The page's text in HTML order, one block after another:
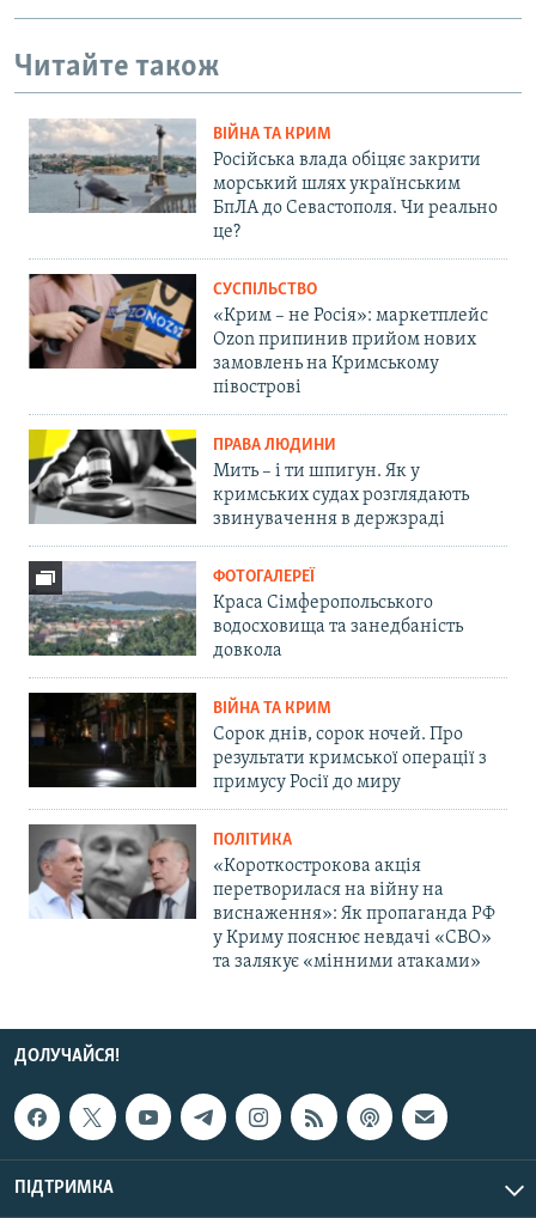
Читайте також
ВІЙНА ТА КРИМ
Російська влада обіцяє закрити
морський шлях українським
БпЛА до Севастополя. Чи реально
це?
СУСПІЛЬСТВО
«Крим – не Росія»: маркетплейс
Ozon припинив прийом нових
замовлень на Кримському
півострові
ПРАВА ЛЮДИНИ
Мить – і ти шпигун. Як у
кримських судах розглядають
звинувачення в держзраді
ФОТОГАЛЕРЕЇ
Краса Сімферопольського
водосховища та занедбаність
довкола
ВІЙНА ТА КРИМ
Сорок днів, сорок ночей. Про
результати кримської операції з
примусу Росії до миру
ПОЛІТИКА
«Короткострокова акція
перетворилася на війну на
виснаження»: Як пропаганда РФ
у Криму пояснює невдачі «СВО»
та залякує «мінними атаками»
ДОЛУЧАЙСЯ!
ПІДТРИМКА